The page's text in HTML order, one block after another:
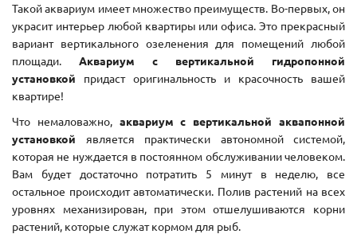
Такой аквариум имеет множество преимуществ. Во-первых, он
украсит интерьер любой квартиры или офиса. Это прекрасный
вариант вертикального озеленения для помещений любой
площади. Аквариум с вертикальной гидропонной
установкой придаст оригинальность и красочность вашей
квартире!
Что немаловажно, аквариум с вертикальной аквапонной
установкой является практически автономной системой,
которая не нуждается в постоянном обслуживании человеком.
Вам будет достаточно потратить 5 минут в неделю, все
остальное происходит автоматически. Полив растений на всех
уровнях механизирован, при этом отшелушиваются корни
растений, которые служат кормом для рыб.